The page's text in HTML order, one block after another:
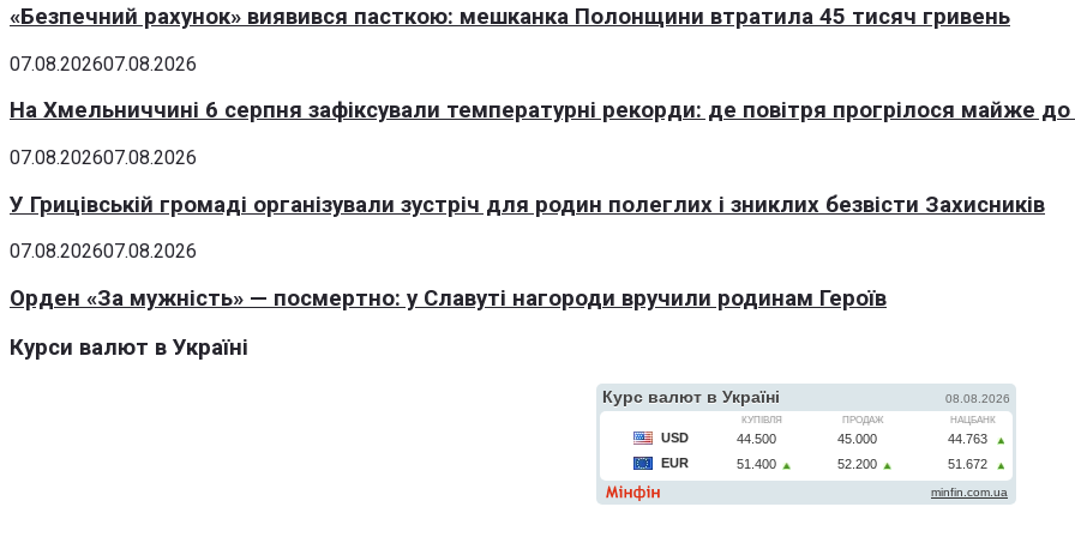
«Безпечний рахунок» виявився пасткою: мешканка Полонщини втратила 45 тисяч гривень
07.08.202607.08.2026
На Хмельниччині 6 серпня зафіксували температурні рекорди: де повітря прогрілося майже до
07.08.202607.08.2026
У Грицівській громаді організували зустріч для родин полеглих і зниклих безвісти Захисників
07.08.202607.08.2026
Орден «За мужність» — посмертно: у Славуті нагороди вручили родинам Героїв
Курси валют в Україні